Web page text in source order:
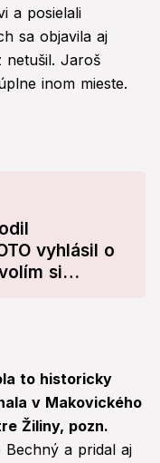
a posielali
sa objavila aj
netušil. Jaroš
inom mieste.
vyhlásil o
si
to historicky
v Makovického
Žiliny, pozn.
Bechný a pridal aj